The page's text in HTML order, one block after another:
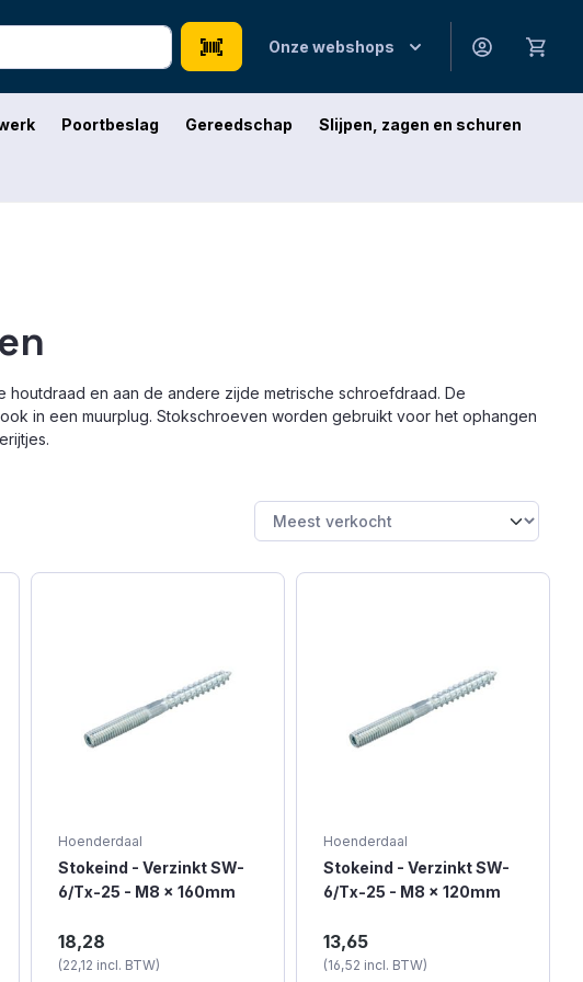
Onze webshops
Poortbeslag Gereedschap Slijpen, zagen en schuren
houtdraad en aan de andere zijde metrische schroefdraad. De
in een muurplug. Stokschroeven worden gebruikt voor het ophangen
Hoenderdaal
Stokeind - Verzinkt SW-
6/Tx-25 - M8 x 160mm
Een stokeind kan in hout of
i.c.m. met een plug in de
muur worden geschroefd
18,28
(22,12 incl. BTW)
Hoenderdaal
Stokeind - Verzinkt SW-
6/Tx-25 - M8 x 120mm
Een stokeind kan in hout of
i.c.m. met een plug in de
muur worden geschroefd
13,65
(16,52 incl. BTW)